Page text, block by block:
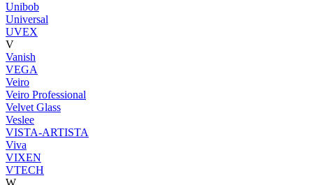
Unibob
Universal
UVEX
V
Vanish
VEGA
Veiro
Veiro Professional
Velvet Glass
Veslee
VISTA-ARTISTA
Viva
VIXEN
VTECH
W